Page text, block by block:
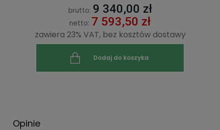
brutto: 9 340,00 zł
netto: 7 593,50 zł
zawiera 23% VAT, bez kosztów dostawy
Dodaj do koszyka
Opinie